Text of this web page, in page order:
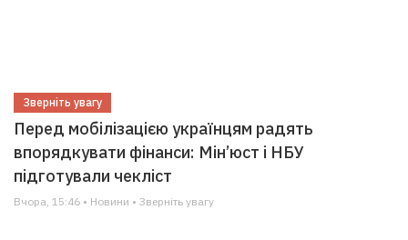
Зверніть увагу
Перед мобілізацією українцям радять
впорядкувати фінанси: Мін’юст і НБУ
підготували чекліст
Вчора, 15:46 • Новини • Зверніть увагу